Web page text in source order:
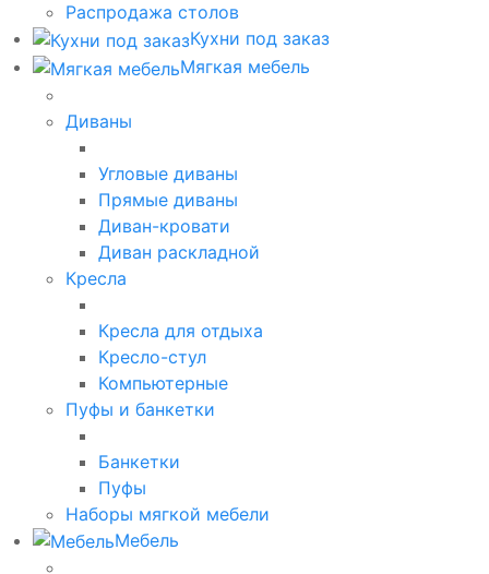
Распродажа столов
Кухни под заказ
Мягкая мебель
Диваны
Угловые диваны
Прямые диваны
Диван-кровати
Диван раскладной
Кресла
Кресла для отдыха
Кресло-стул
Компьютерные
Пуфы и банкетки
Банкетки
Пуфы
Наборы мягкой мебели
Мебель